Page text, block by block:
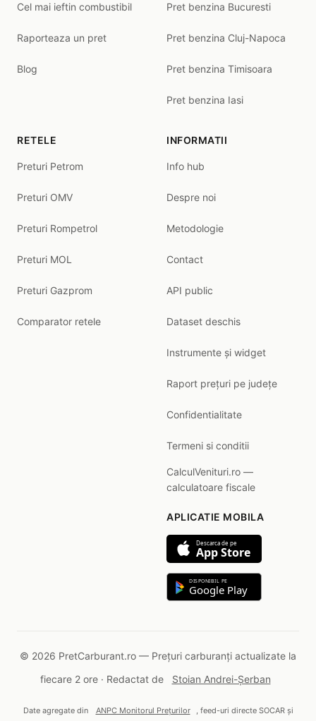
Cel mai ieftin combustibil
Raporteaza un pret
Blog
Pret benzina Bucuresti
Pret benzina Cluj-Napoca
Pret benzina Timisoara
Pret benzina Iasi
RETELE
Preturi Petrom
Preturi OMV
Preturi Rompetrol
Preturi MOL
Preturi Gazprom
Comparator retele
INFORMATII
Info hub
Despre noi
Metodologie
Contact
API public
Dataset deschis
Instrumente și widget
Raport prețuri pe județe
Confidentialitate
Termeni si conditii
CalculVenituri.ro —
calculatoare fiscale
APLICATIE MOBILA
Descarca de pe
App Store
DISPONIBIL PE
Google Play
© 2026 PretCarburant.ro — Prețuri carburanți actualizate la
fiecare 2 ore · Redactat de
Stoian Andrei-Șerban
Date agregate din ANPC Monitorul Prețurilor , feed-uri directe SOCAR și